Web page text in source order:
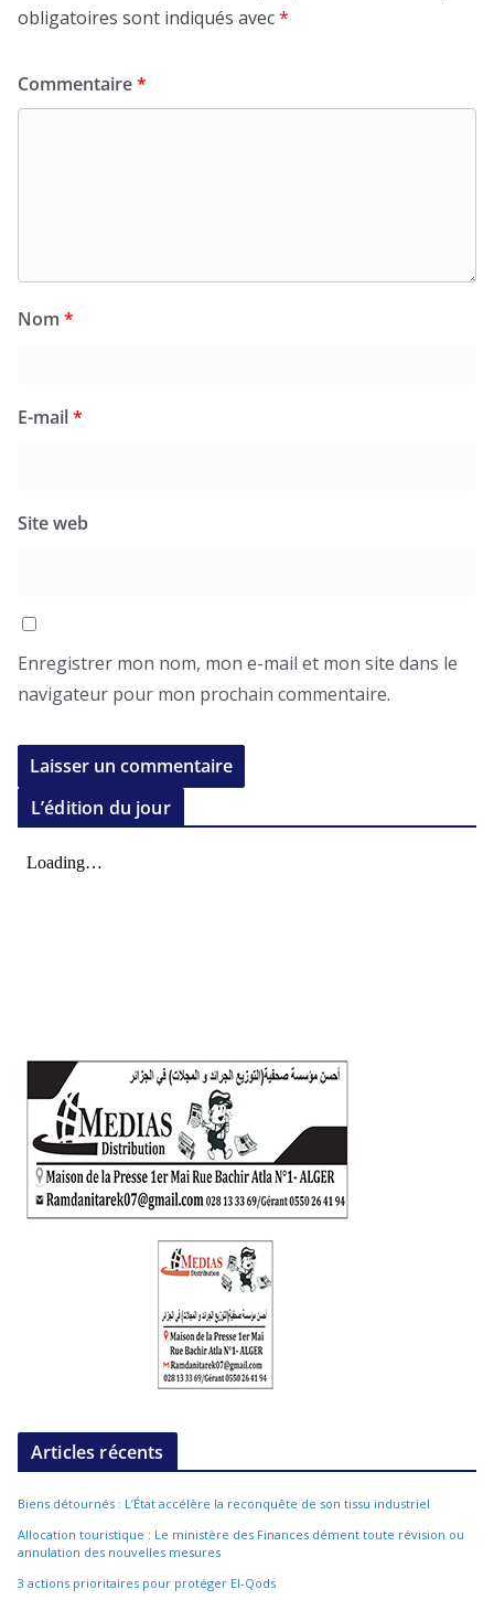
obligatoires sont indiqués avec*
Commentaire*
Nom *
E-mail*
Site web
Enregistrer mon nom, mon e-mail et mon site dans le
navigateur pour mon prochain commentaire.
L’édition du jour
Articles récents
Biens détournés : L’État accélère la reconquête de son tissu industriel
Allocation touristique : Le ministère des Finances dément toute révision ou
annulation des nouvelles mesures
3 actions prioritaires pour protéger El-Qods